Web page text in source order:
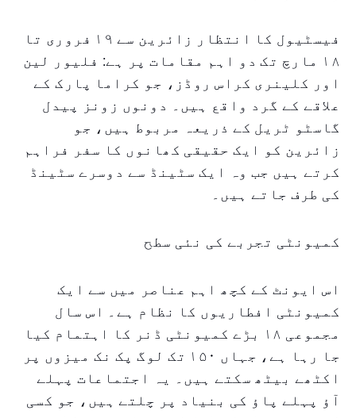
فیسٹیول کا انتظار زائرین سے ۱۹ فروری تا
۱۸ مارچ تک دو اہم مقامات پر ہے: فلیور لین
اور کلینری کراس روڈز، جو کراما پارک کے
علاقے کے گرد واقع ہیں۔ دونوں زونز پیدل
گاسٹو ٹریل کے ذریعہ مربوط ہیں، جو
زائرین کو ایک حقیقی کھانوں کا سفر فراہم
کرتے ہیں جب وہ ایک سٹینڈ سے دوسرے سٹینڈ
کی طرف جاتے ہیں۔
کمیونٹی تجربے کی نئی سطح
اس ایونٹ کے کچھ اہم عناصر میں سے ایک
کمیونٹی افطاریوں کا نظام ہے۔ اس سال
مجموعی ۱۸ بڑے کمیونٹی ڈنر کا اہتمام کیا
جا رہا ہے، جہاں ۱۵۰ تک لوگ پک نک میزوں پر
اکٹھے بیٹھ سکتے ہیں۔ یہ اجتماعات پہلے
آؤ پہلے پاؤ کی بنیاد پر چلتے ہیں، جو کسی